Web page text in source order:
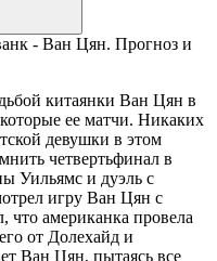
- Ван Цян. Прогноз и
китаянки Ван Цян в
ее матчи. Никаких
девушки в этом
четвертьфинал в
Уильямс и дуэль с
игру Ван Цян с
американка провела
от Долехайд и
Ван Цян, пытаясь все